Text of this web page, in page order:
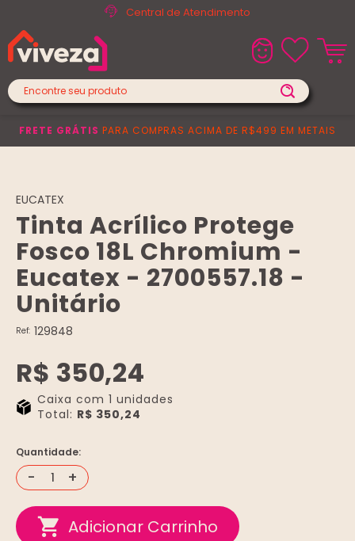
Central de Atendimento
FRETE GRÁTIS PARA COMPRAS ACIMA DE R$499 EM METAIS
EUCATEX
Tinta Acrílico Protege
Fosco 18L Chromium -
Eucatex - 2700557.18 -
Unitário
Ref: 129848
R$ 350,24
Caixa com 1 unidades
Total: R$ 350,24
Quantidade:
- +